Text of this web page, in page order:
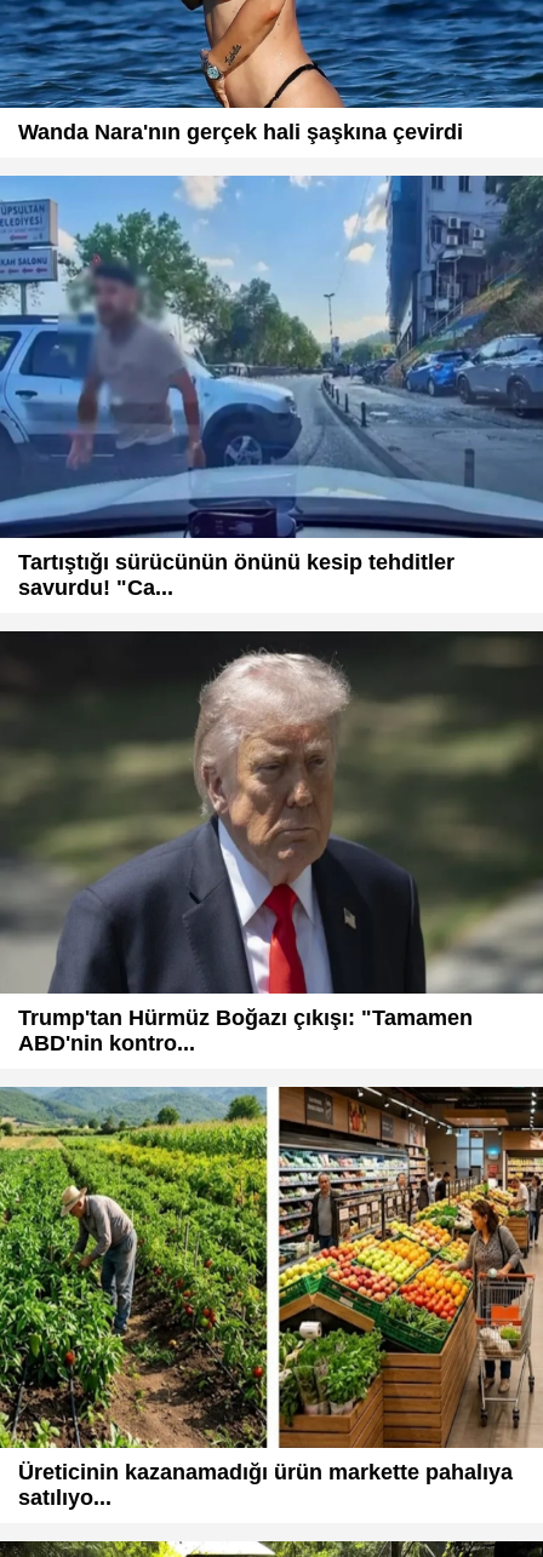
Wanda Nara'nın gerçek hali şaşkına çevirdi
Tartıştığı sürücünün önünü kesip tehditler
savurdu! "Ca...
Trump'tan Hürmüz Boğazı çıkışı: "Tamamen
ABD'nin kontro...
Üreticinin kazanamadığı ürün markette pahalıya
satılıyo...